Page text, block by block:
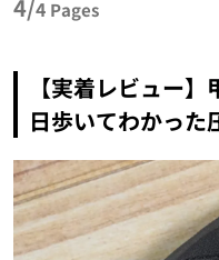
4/4 Pages
【実着レビュー
日歩いてわかった